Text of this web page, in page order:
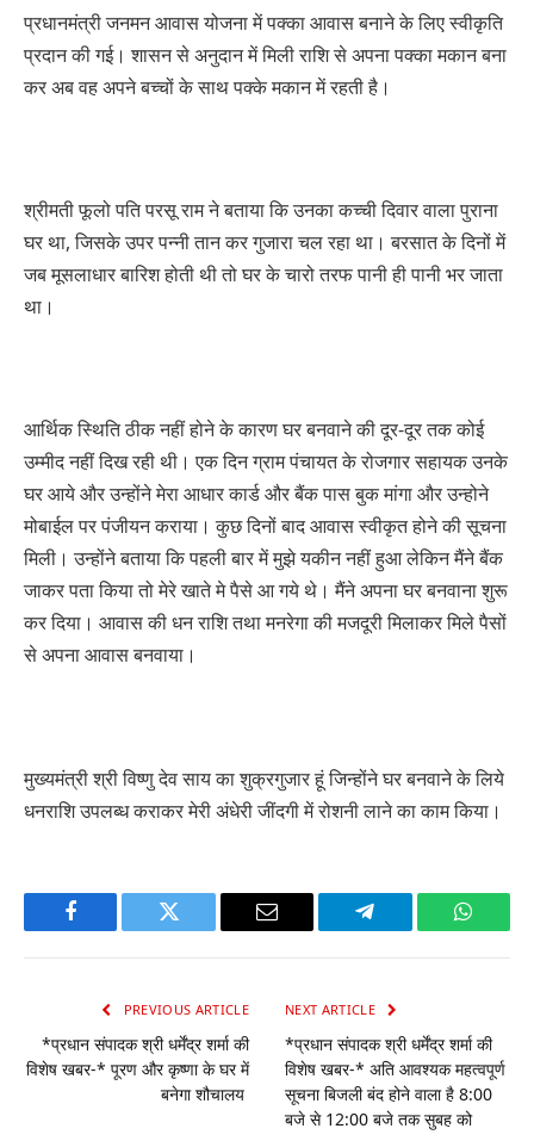
प्रधानमंत्री जनमन आवास योजना में पक्का आवास बनाने के लिए स्वीकृति
प्रदान की गई। शासन से अनुदान में मिली राशि से अपना पक्का मकान बना
कर अब वह अपने बच्चों के साथ पक्के मकान में रहती है।
श्रीमती फूलो पति परसू राम ने बताया कि उनका कच्ची दिवार वाला पुराना
घर था, जिसके उपर पन्नी तान कर गुजारा चल रहा था। बरसात के दिनों में
जब मूसलाधार बारिश होती थी तो घर के चारो तरफ पानी ही पानी भर जाता
था।
आर्थिक स्थिति ठीक नहीं होने के कारण घर बनवाने की दूर-दूर तक कोई
उम्मीद नहीं दिख रही थी। एक दिन ग्राम पंचायत के रोजगार सहायक उनके
घर आये और उन्होंने मेरा आधार कार्ड और बैंक पास बुक मांगा और उन्होने
मोबाईल पर पंजीयन कराया। कुछ दिनों बाद आवास स्वीकृत होने की सूचना
मिली। उन्होंने बताया कि पहली बार में मुझे यकीन नहीं हुआ लेकिन मैंने बैंक
जाकर पता किया तो मेरे खाते मे पैसे आ गये थे। मैंने अपना घर बनवाना शुरू
कर दिया। आवास की धन राशि तथा मनरेगा की मजदूरी मिलाकर मिले पैसों
से अपना आवास बनवाया।
मुख्यमंत्री श्री विष्णु देव साय का शुक्रगुजार हूं जिन्होंने घर बनवाने के लिये
धनराशि उपलब्ध कराकर मेरी अंधेरी जींदगी में रोशनी लाने का काम किया।
Facebook Twitter Email Telegram
PREVIOUS ARTICLE
*प्रधान संपादक श्री धर्मेंद्र शर्मा की
विशेष खबर-* पूरण और कृष्णा के घर में
बनेगा शौचालय
NEXT ARTICLE
*प्रधान संपादक श्री धर्मेंद्र शर्मा की
विशेष खबर-* अति आवश्यक महत्वपूर्ण
सूचना बिजली बंद होने वाला है 8:00
बजे से 12:00 बजे तक सुबह को